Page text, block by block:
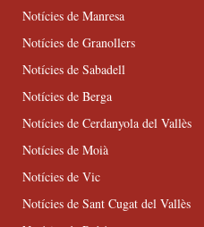
Notícies de Manresa
Notícies de Granollers
Notícies de Sabadell
Notícies de Berga
Notícies de Cerdanyola del Vallès
Notícies de Moià
Notícies de Vic
Notícies de Sant Cugat del Vallès